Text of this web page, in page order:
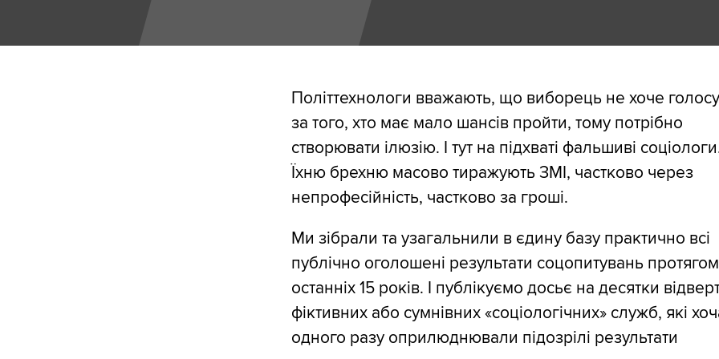
Політтехнологи вважають, що виборець не хоче
за того, хто має мало шансів пройти, тому потрібно
створювати ілюзію. І тут на підхваті фальшиві
Їхню брехню масово тиражують ЗМІ, частково через
непрофесійність, частково за гроші.
Ми зібрали та узагальнили в єдину базу практично всі
публічно оголошені результати соцопитувань протягом
останніх 15 років. І публікуємо досьє на десятки
фіктивних або сумнівних «соціологічних» служб, які
одного разу оприлюднювали підозрілі результати